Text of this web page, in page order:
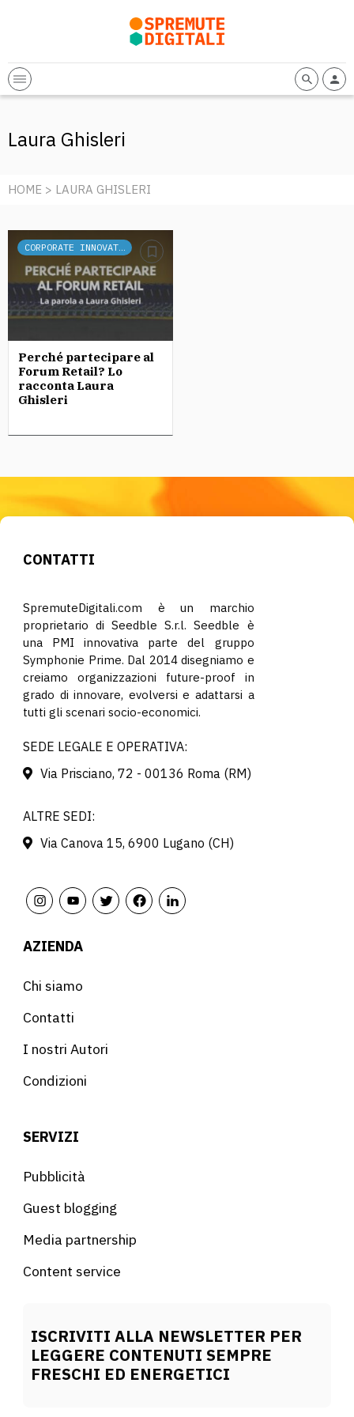
Laura Ghisleri
HOME > LAURA GHISLERI
CORPORATE INNOVATION
Perché partecipare al
Forum Retail? Lo
racconta Laura
Ghisleri
CONTATTI
SpremuteDigitali.com è un marchio
proprietario di Seedble S.r.l. Seedble è
una PMI innovativa parte del gruppo
Symphonie Prime. Dal 2014 disegniamo e
creiamo organizzazioni future-proof in
grado di innovare, evolversi e adattarsi a
tutti gli scenari socio-economici.
SEDE LEGALE E OPERATIVA:
Via Prisciano, 72 - 00136 Roma (RM)
ALTRE SEDI:
Via Canova 15, 6900 Lugano (CH)
AZIENDA
Chi siamo
Contatti
I nostri Autori
Condizioni
SERVIZI
Pubblicità
Guest blogging
Media partnership
Content service
ISCRIVITI ALLA NEWSLETTER PER
LEGGERE CONTENUTI SEMPRE
FRESCHI ED ENERGETICI